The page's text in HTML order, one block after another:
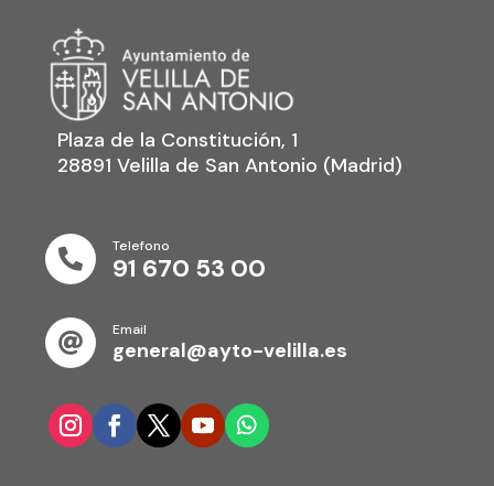
Plaza de la Constitución, 1
28891 Velilla de San Antonio (Madrid)

Telefono
91 670 53 00

Email
general@ayto-velilla.es